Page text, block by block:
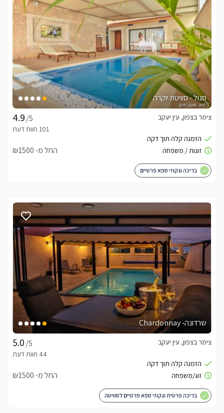
סגול - סוויטת יוקרה
/5
צימר בצפון, עין יעקב
החל מ- ₪1500
בריכה וגקוזי ספא פרטיים
שרדונה- Chardonnay
/5
צימר בצפון, עין יעקב
החל מ- ₪1500
בריכה פרטית וגקוזי ספא פרטיים לסוויטה